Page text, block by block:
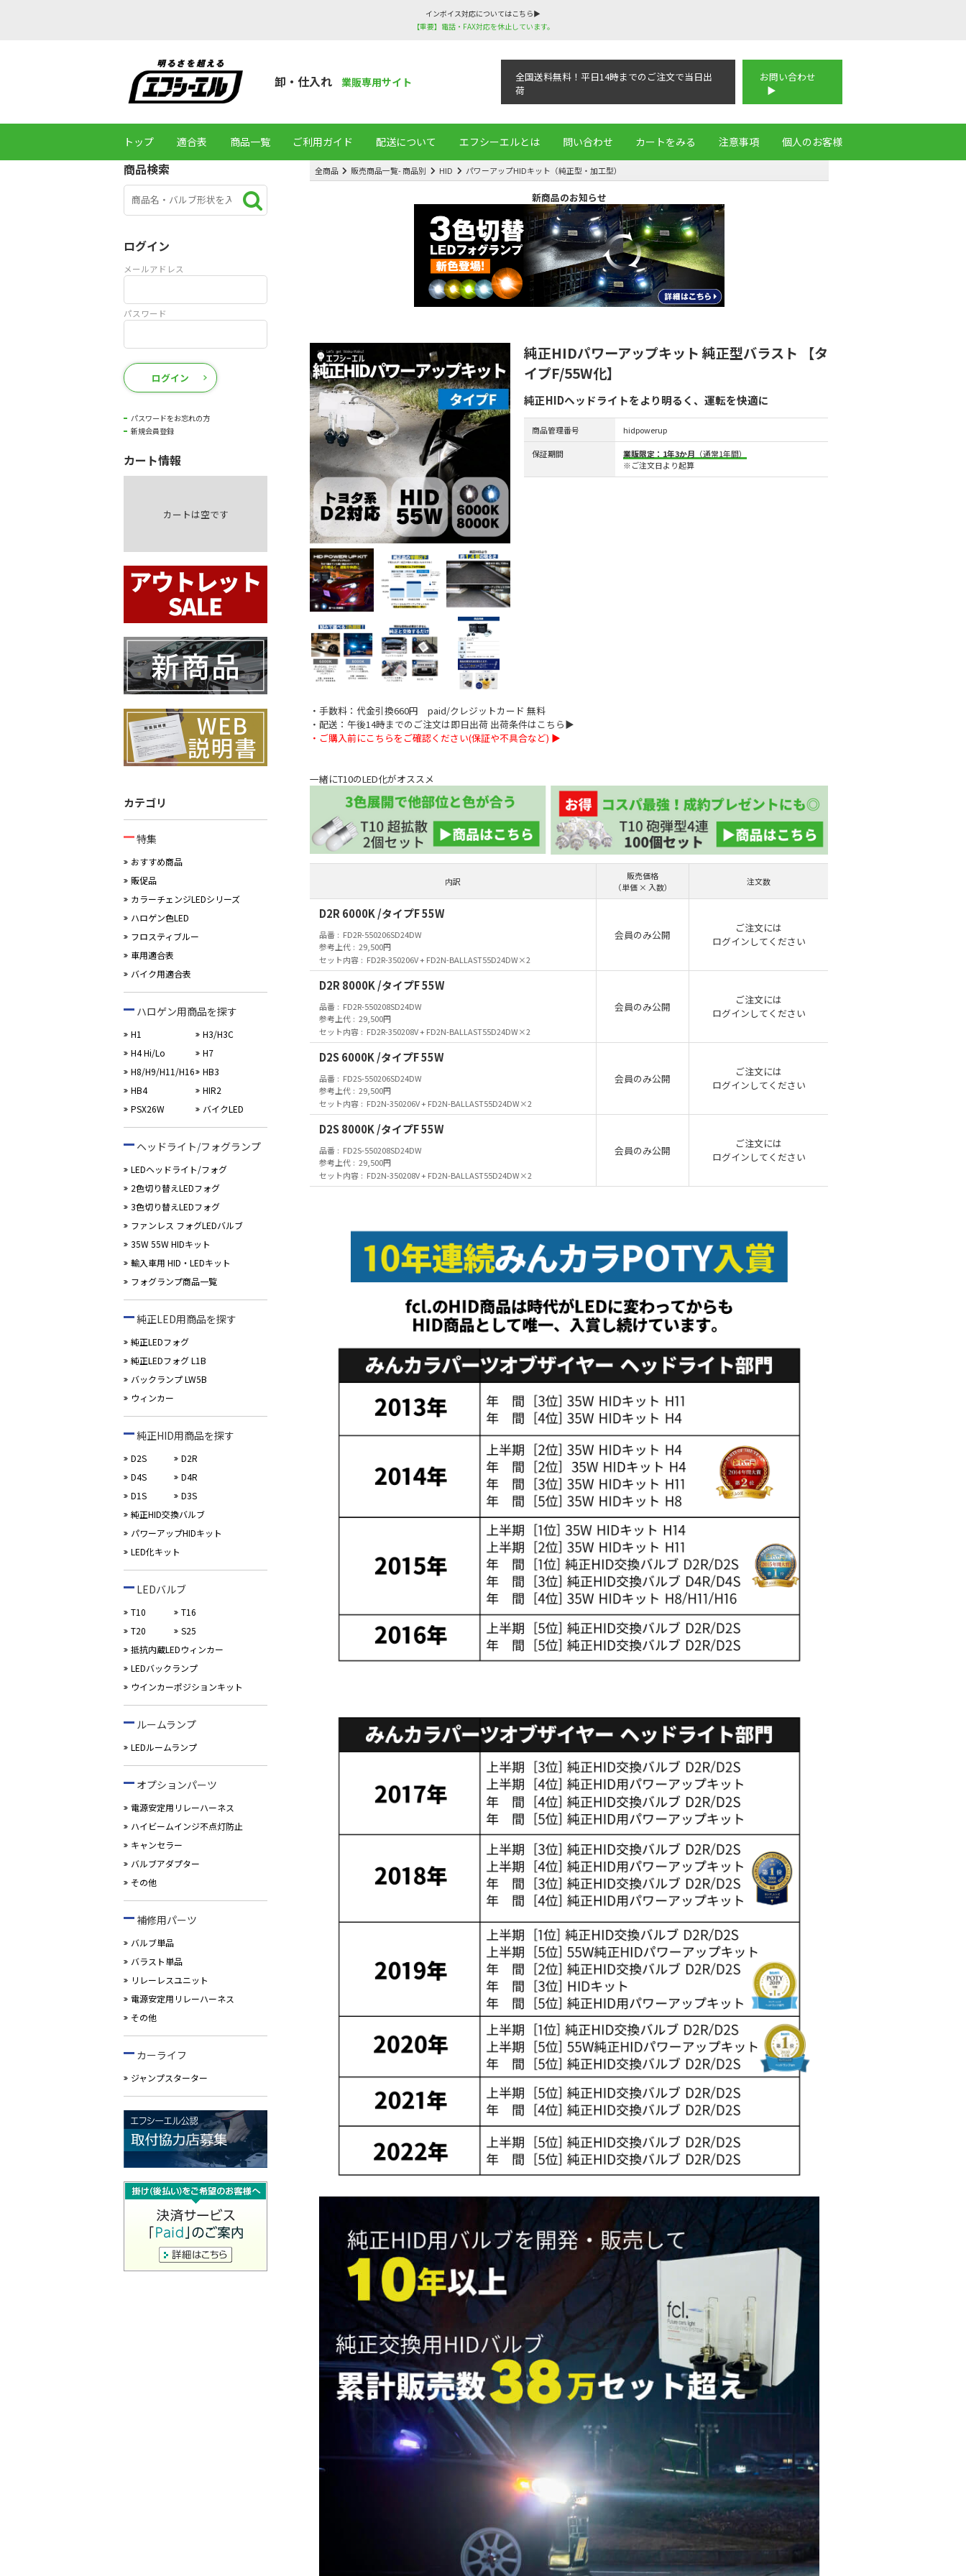
インボイス対応についてはこちら▶
【重要】電話・FAX対応を休止しています。
卸・仕入れ 業販専用サイト
全国送料無料！平日14時までのご注文で当日出
荷
お問い合わせ
トップ 適合表 商品一覧 ご利用ガイド 配送について エフシーエルとは 問い合わせ カートをみる 注意事項 個人のお客様
全商品 販売商品一覧- 商品別 HID パワーアップHIDキット（純正型・加工型）
新商品のお知らせ
純正HIDパワーアップキット 純正型バラスト 【タ
イプF/55W化】
純正HIDヘッドライトをより明るく、運転を快適に
商品管理番号 hidpowerup
保証期間 業販限定：1年3か月 （通常1年間）
※ご注文日より起算
・手数料：代金引換660円 paid/クレジットカード 無料
・配送：午後14時までのご注文は即日出荷 出荷条件はこちら▶
・ご購入前にこちらをご確認ください(保証や不具合など) ▶
一緒にT10のLED化がオススメ
内訳
販売価格
（単価 × 入数）
注文数
D2R 6000K /タイプF 55W
品番
FD2R-550206SD24DW
参考上代
29,500円
セット内容
FD2R-350206V + FD2N-BALLAST55D24DW×2
会員のみ公開
ご注文には
ログイン してください
D2R 8000K /タイプF 55W
品番
FD2R-550208SD24DW
参考上代
29,500円
セット内容
FD2R-350208V + FD2N-BALLAST55D24DW×2
会員のみ公開
ご注文には
ログイン してください
D2S 6000K /タイプF 55W
品番
FD2S-550206SD24DW
参考上代
29,500円
セット内容
FD2N-350206V + FD2N-BALLAST55D24DW×2
会員のみ公開
ご注文には
ログイン してください
D2S 8000K /タイプF 55W
品番
FD2S-550208SD24DW
参考上代
29,500円
セット内容
FD2N-350208V + FD2N-BALLAST55D24DW×2
会員のみ公開
ご注文には
ログイン してください
商品検索
ログイン
メールアドレス
パスワード
ログイン
パスワードをお忘れの方
新規会員登録
カート情報
カートは空です
カテゴリ
特集
おすすめ商品
販促品
カラーチェンジLEDシリーズ
ハロゲン色LED
フロスティブルー
車用適合表
バイク用適合表
ハロゲン用商品を探す
H1
H3/H3C
H4 Hi/Lo
H7
H8/H9/H11/H16
HB3
HB4
HIR2
PSX26W
バイクLED
ヘッドライト/フォグランプ
LEDヘッドライト/フォグ
2色切り替えLEDフォグ
3色切り替えLEDフォグ
ファンレス フォグLEDバルブ
35W 55W HIDキット
輸入車用 HID・LEDキット
フォグランプ商品一覧
純正LED用商品を探す
純正LEDフォグ
純正LEDフォグ L1B
バックランプ LW5B
ウィンカー
純正HID用商品を探す
D2S
D2R
D4S
D4R
D1S
D3S
純正HID交換バルブ
パワーアップHIDキット
LED化キット
LEDバルブ
T10
T16
T20
S25
抵抗内蔵LEDウィンカー
LEDバックランプ
ウインカーポジションキット
ルームランプ
LEDルームランプ
オプションパーツ
電源安定用リレーハーネス
ハイビームインジ不点灯防止
キャンセラー
バルブアダプター
その他
補修用パーツ
バルブ単品
バラスト単品
リレーレスユニット
電源安定用リレーハーネス
その他
カーライフ
ジャンプスターター